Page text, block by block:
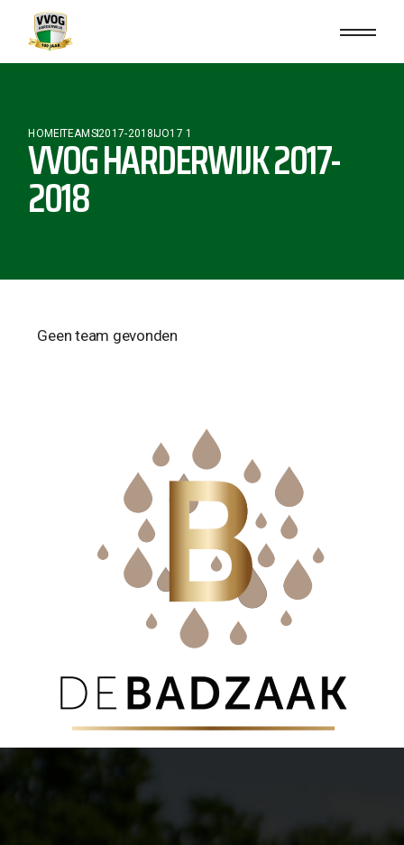
HOMETEAMS2017-2018 JO17 1
VVOG HARDERWIJK 2017-
2018
Geen team gevonden